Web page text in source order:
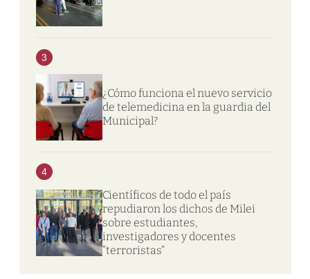
3
¿Cómo funciona el nuevo servicio
de telemedicina en la guardia del
Municipal?
4
Científicos de todo el país
repudiaron los dichos de Milei
sobre estudiantes,
investigadores y docentes
“terroristas”